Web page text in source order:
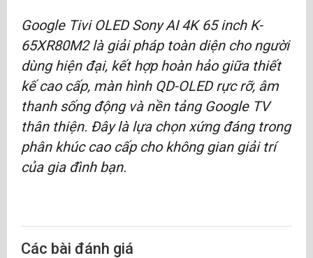
Google Tivi OLED Sony AI 4K 65 inch K-
65XR80M2 là giải pháp toàn diện cho người
dùng hiện đại, kết hợp hoàn hảo giữa thiết
kế cao cấp, màn hình QD-OLED rực rỡ, âm
thanh sống động và nền tảng Google TV
thân thiện. Đây là lựa chọn xứng đáng trong
phân khúc cao cấp cho không gian giải trí
của gia đình bạn.
Các bài đánh giá